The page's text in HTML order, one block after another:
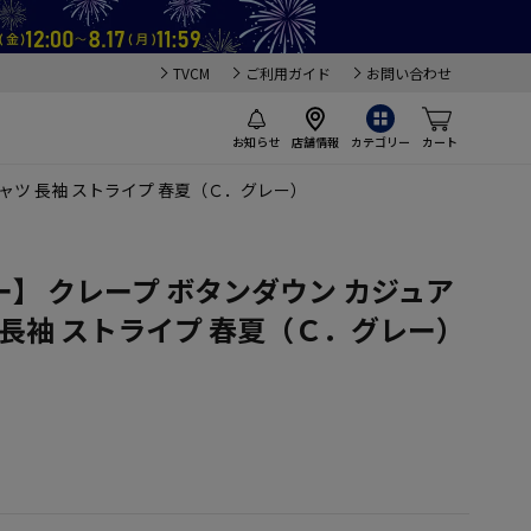
TVCM ご利用ガイド お問い合わせ
お知らせ 店舗情報 カテゴリー カート
長袖 ストライプ 春夏（Ｃ．グレー）
クレープ ボタンダウン カジュア
袖 ストライプ 春夏（Ｃ．グレー）